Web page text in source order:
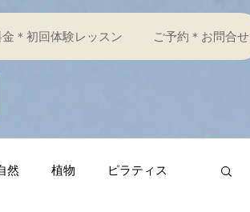
＊初回体験レッスン ご予約＊お問合せ
然 植物 ピラティス